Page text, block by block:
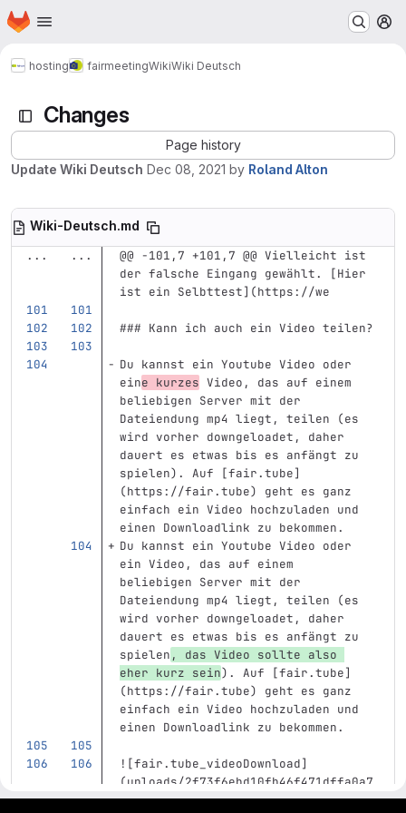
Skip to main content
Homepage
hosting fairmeetingWikiWiki Deutsch
Changes
Page history
Update Wiki Deutsch Dec 08, 2021 by Roland Alton
Wiki-Deutsch.md
...
...
@@ -101,7 +101,7 @@ Vielleicht ist
der falsche Eingang gewählt. [Hier
ist ein Selbttest](https://we
### Kann ich auch ein Video teilen?
Du kannst ein Youtube Video oder
eine kurzes Video, das auf einem
beliebigen Server mit der
Dateiendung mp4 liegt, teilen (es
wird vorher downgeloadet, daher
dauert es etwas bis es anfängt zu
spielen). Auf
[fair.tube]
(https://fair.tube)
geht es ganz
einfach ein Video hochzuladen und
einen Downloadlink zu bekommen.
Du kannst ein Youtube Video oder
ein Video, das auf einem
beliebigen Server mit der
Dateiendung mp4 liegt, teilen (es
wird vorher downgeloadet, daher
dauert es etwas bis es anfängt zu
spielen , das Video sollte also
eher kurz sein). Auf [fair.tube]
(https://fair.tube)
geht es ganz
einfach ein Video hochzuladen und
einen Downloadlink zu bekommen.
![fair.tube_videoDownload]
(uploads/2f73f6ebd10fb46f471dffa0a7
168841/fair.tube_videoDownload.png)